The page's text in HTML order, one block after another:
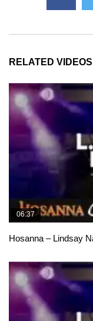
RELATED VIDEOS
06:37
Hosanna – Lindsay